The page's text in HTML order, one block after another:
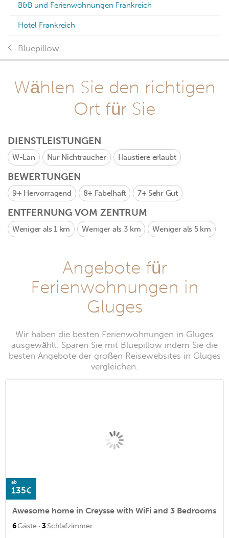
B&B und Ferienwohnungen Frankreich
Hotel Frankreich
Bluepillow
Wählen Sie den richtigen
Ort für Sie
DIENSTLEISTUNGEN
W-Lan Nur Nichtraucher Haustiere erlaubt
BEWERTUNGEN
9+ Hervorragend 8+ Fabelhaft 7+ Sehr Gut
ENTFERNUNG VOM ZENTRUM
Weniger als 1 km Weniger als 3 km Weniger als 5 km
Angebote für
Ferienwohnungen in
Gluges
Wir haben die besten Ferienwohnungen in Gluges
ausgewählt. Sparen Sie mit Bluepillow indem Sie die
besten Angebote der großen Reisewebsites in Gluges
vergleichen.
ab
135€
Awesome home in Creysse with WiFi and 3 Bedrooms
6Gäste · 3Schlafzimmer